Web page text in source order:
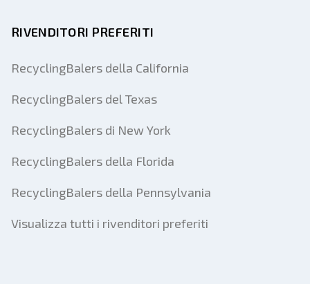
RIVENDITORI PREFERITI
RecyclingBalers della California
RecyclingBalers del Texas
RecyclingBalers di New York
RecyclingBalers della Florida
RecyclingBalers della Pennsylvania
Visualizza tutti i rivenditori preferiti